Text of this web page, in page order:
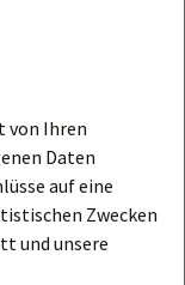
von Ihren
Daten
auf eine
Zwecken
und unsere